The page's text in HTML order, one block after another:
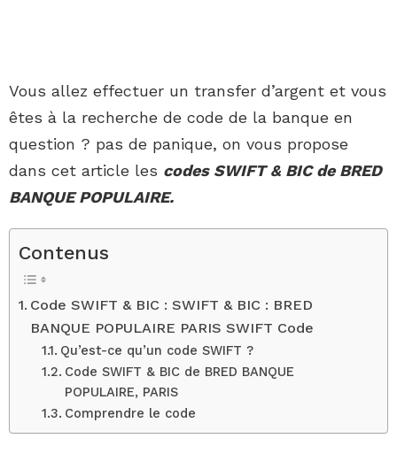
Vous allez effectuer un transfer d’argent et vous
êtes à la recherche de code de la banque en
question ? pas de panique, on vous propose
dans cet article les codes SWIFT & BIC de BRED
BANQUE POPULAIRE.
Contenus
Code SWIFT & BIC : SWIFT & BIC : BRED
BANQUE POPULAIRE PARIS SWIFT Code
Qu’est-ce qu’un code SWIFT ?
Code SWIFT & BIC de BRED BANQUE
POPULAIRE, PARIS
Comprendre le code